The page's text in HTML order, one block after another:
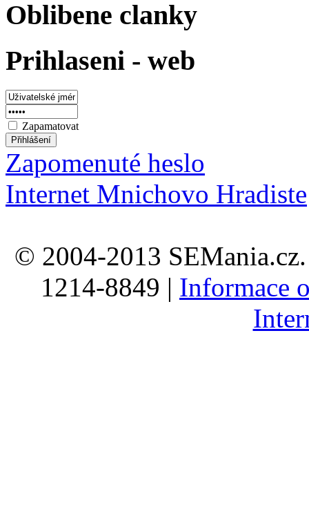
Oblibene clanky
Prihlaseni - web
Zapamatovat
Zapomenuté heslo
Internet Mnichovo Hradiste
© 2004-2013
1214-8849 | Informace